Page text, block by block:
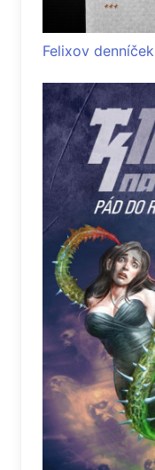
Felixov denníček